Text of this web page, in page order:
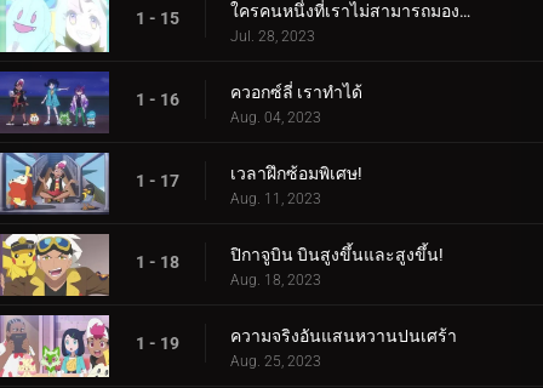
1 - 15 ใครคนหนึ่งที่เราไม่สามารถมองเห็นได้! ใครเป็นอะไรรึเปล่า!
Jul. 28, 2023
1 - 16 ควอกซ์ลี่ เราทำได้
Aug. 04, 2023
1 - 17 เวลาฝึกซ้อมพิเศษ!
Aug. 11, 2023
1 - 18 ปิกาจูบิน บินสูงขึ้นและสูงขึ้น!
Aug. 18, 2023
1 - 19 ความจริงอันแสนหวานปนเศร้า
Aug. 25, 2023